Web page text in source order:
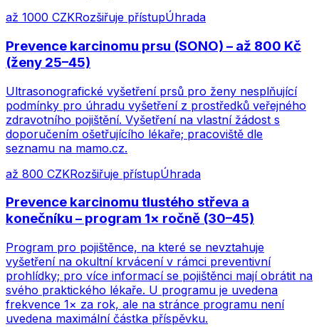
až 1000 CZKRozšiřuje přístupÚhrada
Prevence karcinomu prsu (SONO) – až 800 Kč
(ženy 25–45)
Ultrasonografické vyšetření prsů pro ženy nesplňující
podmínky pro úhradu vyšetření z prostředků veřejného
zdravotního pojištění. Vyšetření na vlastní žádost s
doporučením ošetřujícího lékaře; pracoviště dle
seznamu na mamo.cz.
až 800 CZKRozšiřuje přístupÚhrada
Prevence karcinomu tlustého střeva a
konečníku – program 1× ročně (30–45)
Program pro pojištěnce, na které se nevztahuje
vyšetření na okultní krvácení v rámci preventivní
prohlídky; pro více informací se pojištěnci mají obrátit na
svého praktického lékaře. U programu je uvedena
frekvence 1× za rok, ale na stránce programu není
uvedena maximální částka příspěvku.